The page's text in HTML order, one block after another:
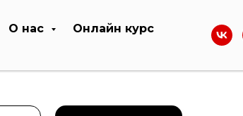
О нас
Онлайн курс